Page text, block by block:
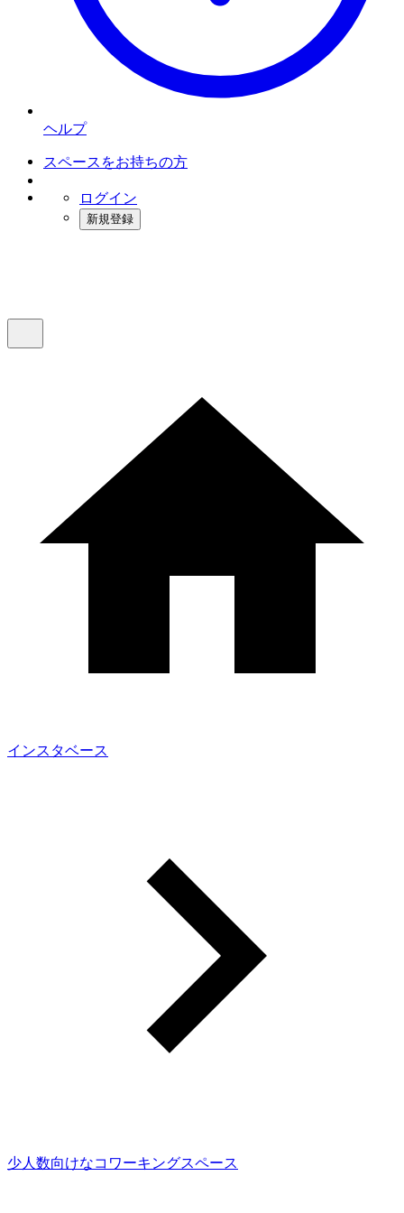
ヘルプ
スペースをお持ちの方
ログイン
新規登録
インスタベース
少人数向けなコワーキングスペース